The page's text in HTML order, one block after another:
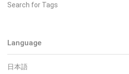
Search for Tags
Language
日本語